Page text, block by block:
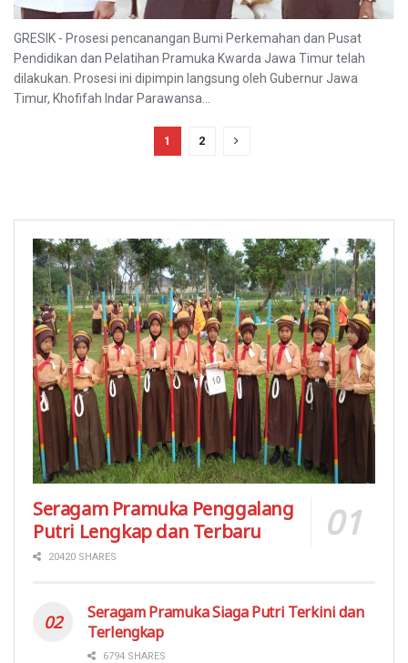
GRESIK - Prosesi pencanangan Bumi Perkemahan dan Pusat
Pendidikan dan Pelatihan Pramuka Kwarda Jawa Timur telah
dilakukan. Prosesi ini dipimpin langsung oleh Gubernur Jawa
Timur, Khofifah Indar Parawansa...
1 2
Seragam Pramuka Penggalang
Putri Lengkap dan Terbaru
20420 SHARES
Seragam Pramuka Siaga Putri Terkini dan
Terlengkap
6794 SHARES